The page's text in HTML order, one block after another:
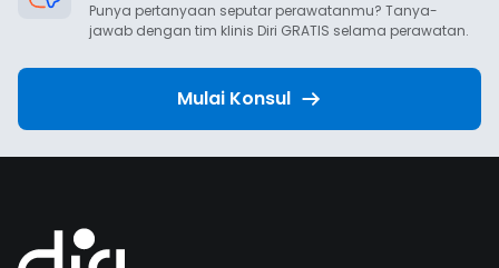
Punya pertanyaan seputar perawatanmu? Tanya-
jawab dengan tim klinis Diri GRATIS selama perawatan.
Mulai Konsul